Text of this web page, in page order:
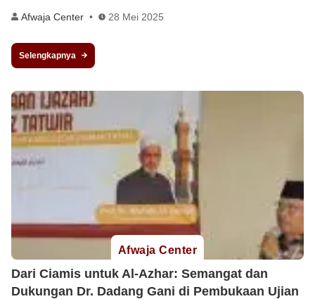
Afwaja Center 28 Mei 2025
Selengkapnya
Afwaja Center
Dari Ciamis untuk Al-Azhar: Semangat dan
Dukungan Dr. Dadang Gani di Pembukaan Ujian